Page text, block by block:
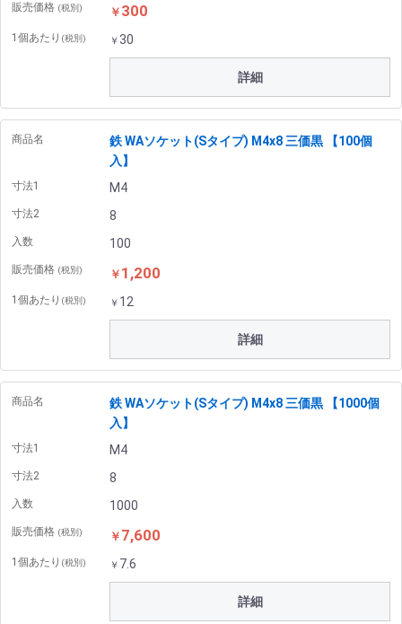
販売価格 (税別) ￥ 300
1個あたり (税別) ￥ 30
詳細
商品名
鉄 WAソケット(Sタイプ) M4x8 三価黒 【100個
入】
寸法1 M4
寸法2 8
入数 100
販売価格 (税別) ￥ 1,200
1個あたり (税別) ￥ 12
詳細
商品名
鉄 WAソケット(Sタイプ) M4x8 三価黒 【1000個
入】
寸法1 M4
寸法2 8
入数 1000
販売価格 (税別) ￥ 7,600
1個あたり (税別) ￥ 7.6
詳細